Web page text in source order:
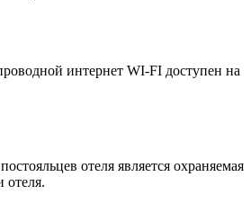
интернет WI-FI доступен на
отеля является охраняемая
отеля.